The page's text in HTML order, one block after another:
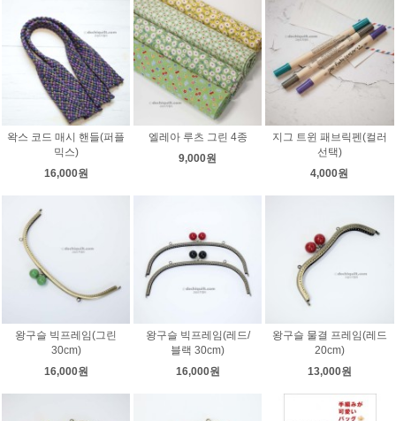
왁스 코드 매시 핸들(퍼플
믹스)
16,000원
엘레아 루츠 그린 4종
9,000원
지그 트윈 패브릭펜(컬러
선택)
4,000원
왕구슬 빅프레임(그린
30cm)
16,000원
왕구슬 빅프레임(레드/
블랙 30cm)
16,000원
왕구슬 물결 프레임(레드
20cm)
13,000원